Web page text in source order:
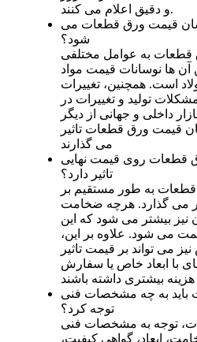
و دقیق اعلام می کنند.
قیمت ورق قطعات می
شود؟
به عوامل مختلفی
آن ها نوسانات قیمت مواد
است. همچنین، تغییرات
تولید و تغییرات در
داخلی و جهانی از دیگر
قیمت ورق قطعات تاثیر
می گذارند
قطعات روی قیمت نهایی
تاثیر دارد؟
قطعات به طور مستقیم بر
می گذارد. هرچه ضخامت
نیز بیشتر می شود که این
می شود. علاوه بر این،
می تواند بر قیمت تاثیر
با ابعاد خاص یا سفارش
باید به چه مشخصات فنی
توجه کرد؟
توجه به مشخصات فنی
ابعاد، گواهی کیفیت،